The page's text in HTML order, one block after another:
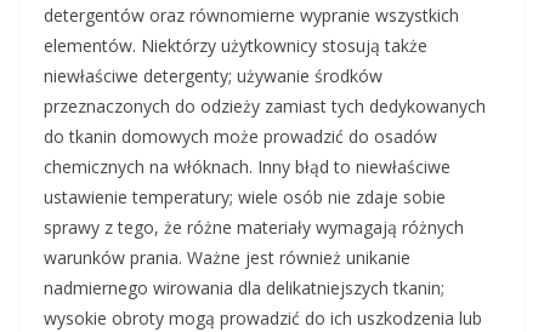
detergentów oraz równomierne wypranie wszystkich
elementów. Niektórzy użytkownicy stosują także
niewłaściwe detergenty; używanie środków
przeznaczonych do odzieży zamiast tych dedykowanych
do tkanin domowych może prowadzić do osadów
chemicznych na włóknach. Inny błąd to niewłaściwe
ustawienie temperatury; wiele osób nie zdaje sobie
sprawy z tego, że różne materiały wymagają różnych
warunków prania. Ważne jest również unikanie
nadmiernego wirowania dla delikatniejszych tkanin;
wysokie obroty mogą prowadzić do ich uszkodzenia lub